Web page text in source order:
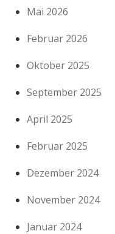
Mai 2026
Februar 2026
Oktober 2025
September 2025
April 2025
Februar 2025
Dezember 2024
November 2024
Januar 2024